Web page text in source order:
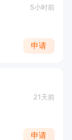
5小时前
申请
21天前
申请